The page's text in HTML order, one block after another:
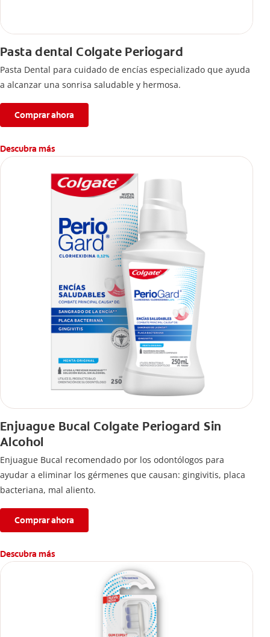
Pasta dental Colgate Periogard
Pasta Dental para cuidado de encías especializado que ayuda
a alcanzar una sonrisa saludable y hermosa.
Comprar ahora
Descubra más
Enjuague Bucal Colgate Periogard Sin
Alcohol
Enjuague Bucal recomendado por los odontólogos para
ayudar a eliminar los gérmenes que causan: gingivitis, placa
bacteriana, mal aliento.
Comprar ahora
Descubra más